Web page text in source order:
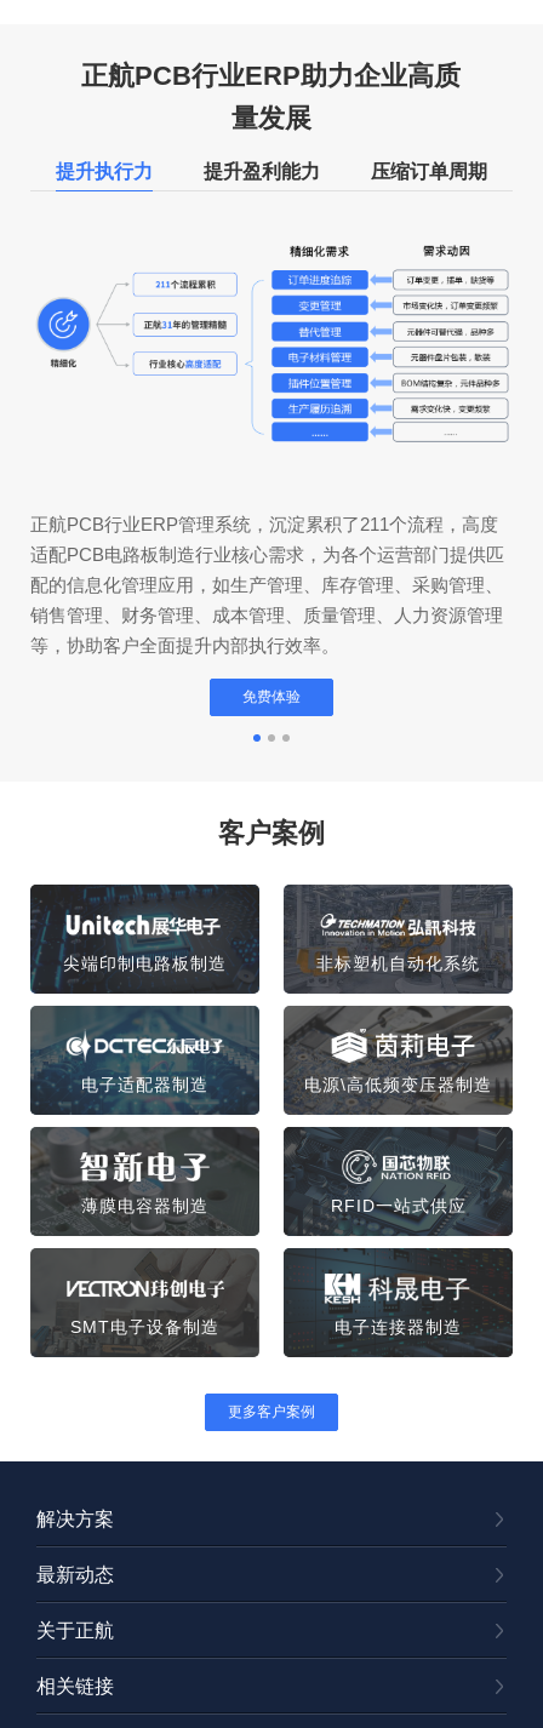
正航PCB行业ERP助力企业高质
量发展
提升执行力 提升盈利能力 压缩订单周期
正航PCB行业ERP管理系统，沉淀累积了211个流程，高度
适配PCB电路板制造行业核心需求，为各个运营部门提供匹
配的信息化管理应用，如生产管理、库存管理、采购管理、
销售管理、财务管理、成本管理、质量管理、人力资源管理
等，协助客户全面提升内部执行效率。
免费体验
客户案例
尖端印制电路板制造 非标塑机自动化系统
电子适配器制造 电源\高低频变压器制造
薄膜电容器制造 RFID一站式供应
SMT电子设备制造 电子连接器制造
更多客户案例
解决方案
最新动态
关于正航
相关链接